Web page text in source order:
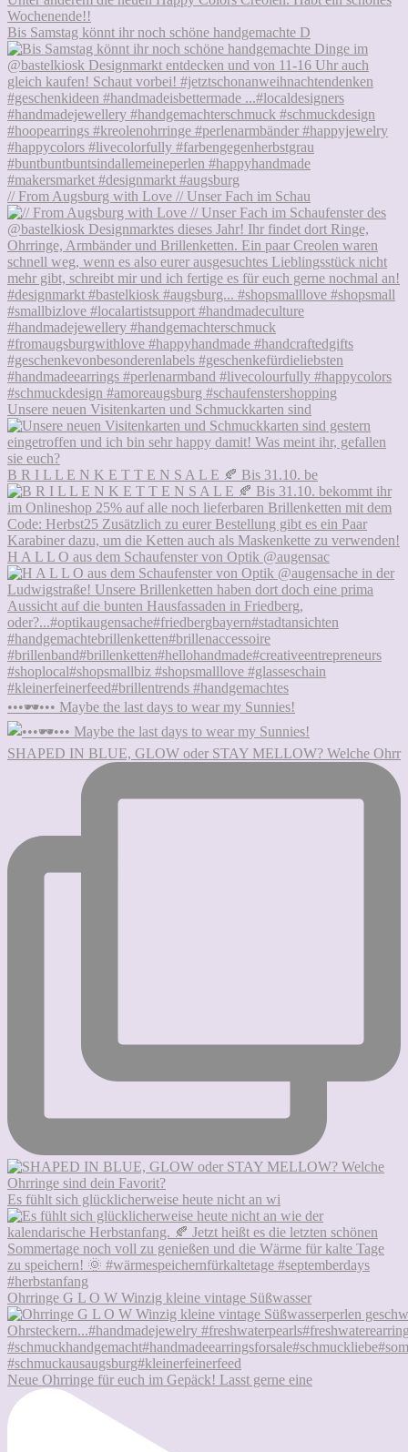
Bis Samstag könnt ihr noch schöne handgemachte D
// From Augsburg with Love // Unser Fach im Schau
Unsere neuen Visitenkarten und Schmuckkarten sind
B R I L L E N K E T T E N S A L E 🍂 Bis 31.10. be
H A L L O aus dem Schaufenster von Optik @augensac
•••🕶••• Maybe the last days to wear my Sunnies!
SHAPED IN BLUE, GLOW oder STAY MELLOW? Welche Ohrr
Es fühlt sich glücklicherweise heute nicht an wi
Ohrringe G L O W Winzig kleine vintage Süßwasser
Neue Ohrringe für euch im Gepäck! Lasst gerne eine